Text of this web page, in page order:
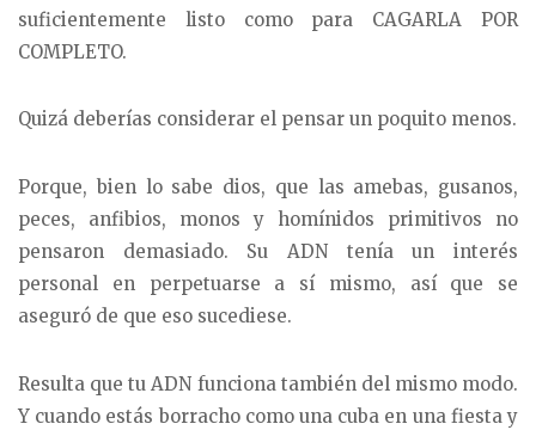
suficientemente listo como para CAGARLA POR
COMPLETO.
Quizá deberías considerar el pensar un poquito menos.
Porque, bien lo sabe dios, que las amebas, gusanos,
peces, anfibios, monos y homínidos primitivos no
pensaron demasiado. Su ADN tenía un interés
personal en perpetuarse a sí mismo, así que se
aseguró de que eso sucediese.
Resulta que tu ADN funciona también del mismo modo.
Y cuando estás borracho como una cuba en una fiesta y